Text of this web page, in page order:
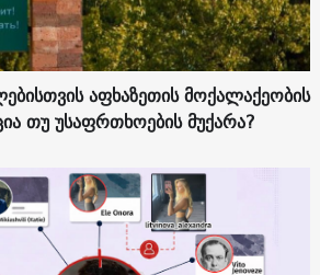
აფხაზეთის მოქალაქეობის
თუ უსაფრთხოების მუქარა?